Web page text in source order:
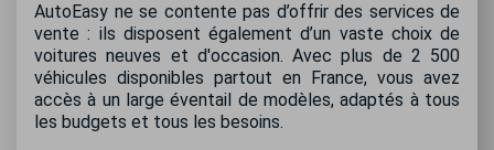
AutoEasy ne se contente pas d’offrir des services de
vente : ils disposent également d’un vaste choix de
voitures neuves et d'occasion. Avec plus de 2 500
véhicules disponibles partout en France, vous avez
accès à un large éventail de modèles, adaptés à tous
les budgets et tous les besoins.